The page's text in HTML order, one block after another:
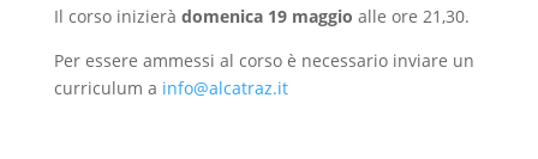
Il corso inizierà domenica 19 maggio alle ore 21,30.
Per essere ammessi al corso è necessario inviare un
curriculum a info@alcatraz.it